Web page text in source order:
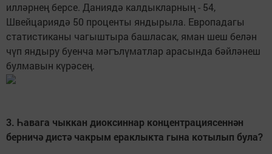
илләрнең берсе. Даниядә калдыкларның - 54,
Швейцариядә 50 проценты яндырыла. Европадагы
статистиканы чагыштыра башласак, яман шеш белән
чүп яндыру буенча мәгълүматлар арасында бәйләнеш
булмавын күрәсең.
3. Һавага чыккан диоксиннар концентрациясеннән
берничә дистә чакрым ераклыкта гына котылып була?